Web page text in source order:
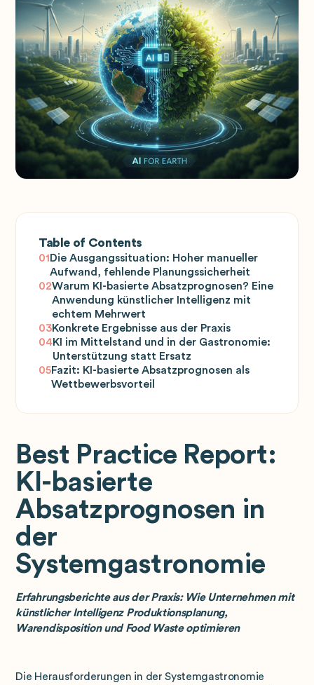
Table of Contents
01Die Ausgangssituation: Hoher manueller
Aufwand, fehlende Planungssicherheit
02Warum KI-basierte Absatzprognosen? Eine
Anwendung künstlicher Intelligenz mit
echtem Mehrwert
03Konkrete Ergebnisse aus der Praxis
04KI im Mittelstand und in der Gastronomie:
Unterstützung statt Ersatz
05Fazit: KI-basierte Absatzprognosen als
Wettbewerbsvorteil
Best Practice Report:
KI-basierte
Absatzprognosen in
der
Systemgastronomie
Erfahrungsberichte aus der Praxis: Wie Unternehmen mit
künstlicher Intelligenz Produktionsplanung,
Warendisposition und Food Waste optimieren
Die Herausforderungen in der Systemgastronomie